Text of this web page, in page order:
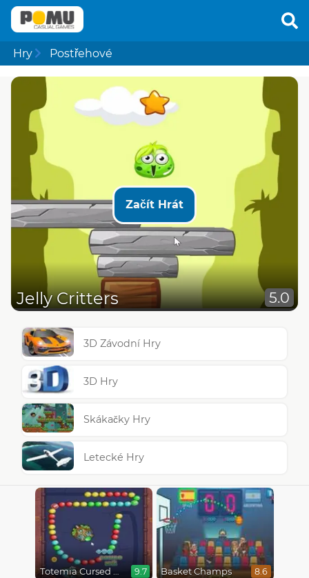
Hry Postřehové
Začít Hrát
Jelly Critters 5.0
3D Závodní Hry
3D Hry
Skákačky Hry
Letecké Hry
Totemia Cursed Marbles 9.7 Basket Champs 8.6